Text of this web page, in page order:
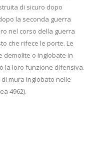
di sicuro dopo
la seconda guerra
nel corso della guerra
che rifece le porte. Le
demolite o inglobate in
la loro funzione difensiva.
mura inglobato nelle
4962).